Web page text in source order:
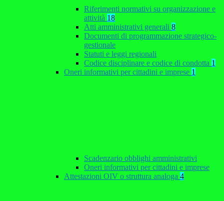
Riferimenti normativi su organizzazione e
attività 18
Atti amministrativi generali 8
Documenti di programmazione strategico-
gestionale
Statuti e leggi regionali
Codice disciplinare e codice di condotta 1
Oneri informativi per cittadini e imprese 1
Scadenzario obblighi amministrativi
Oneri informativi per cittadini e imprese
Attestazioni OIV o struttura analoga 4